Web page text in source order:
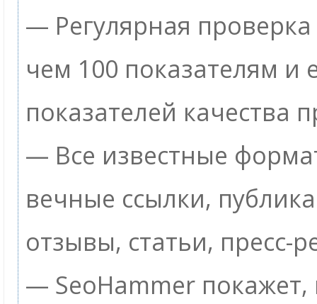
— Регулярная
чем 100 показателям и
показателей качества
— Все известные
вечные ссылки,
отзывы, статьи, пресс-
— SeoHammer покажет,